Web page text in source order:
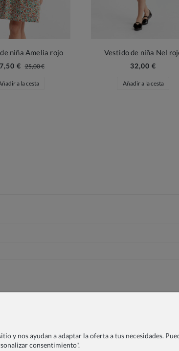
niña Amelia rojo
€ 25,00 €
a la cesta
Vestido de niña Nel
32,00 €
Añadir a la cesta
y nos ayudan a adaptar la oferta a tus necesidades.
consentimiento".